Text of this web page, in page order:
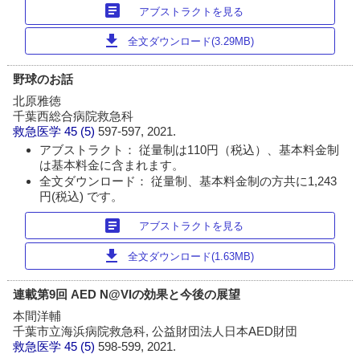
article アブストラクトを見る
download 全文ダウンロード(3.29MB)
野球のお話
北原雅徳
千葉西総合病院救急科
救急医学 45 (5)597-597, 2021.
アブストラクト： 従量制は110円（税込）、基本料金制
は基本料金に含まれます。
全文ダウンロード： 従量制、基本料金制の方共に1,243
円(税込) です。
article アブストラクトを見る
download 全文ダウンロード(1.63MB)
連載第9回 AED N@VIの効果と今後の展望
本間洋輔
千葉市立海浜病院救急科, 公益財団法人日本AED財団
救急医学 45 (5)598-599, 2021.